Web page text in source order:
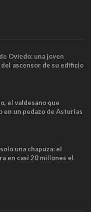
Oviedo: una joven
ascensor de su edificio
últimos minutos
el valdesano que
en un pedazo de Asturias
solo una chapuza: el
en casi 20 millones el
que no cabían por los